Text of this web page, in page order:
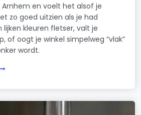
Arnhem en voelt het alsof je
zo goed uitzien als je had
lijken kleuren fletser, valt je
of oogt je winkel simpelweg “vlak”
wordt.